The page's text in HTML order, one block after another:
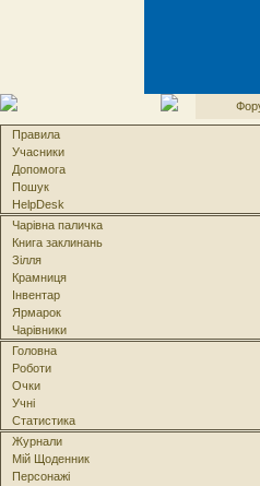
Правила
Учасники
Допомога
Пошук
HelpDesk
Чарівна паличка
Книга заклинань
Зілля
Крамниця
Інвентар
Ярмарок
Чарівники
Головна
Роботи
Очки
Учні
Статистика
Журнали
Мій Щоденник
Персонажі